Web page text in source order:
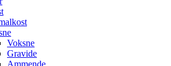
Voksne
Gravide
Ammende